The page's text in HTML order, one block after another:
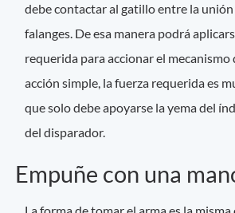
debe contactar al gatillo entre la unión
falanges. De esa manera podrá
requerida para accionar el mecanismo
acción simple, la fuerza requerida es
que solo debe apoyarse la yema del
del disparador.
Empuñe con una
La forma de tomar el arma es la